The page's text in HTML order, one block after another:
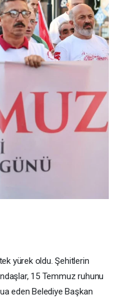
yürek oldu. Şehitlerin
15 Temmuz ruhunu
eden Belediye Başkan